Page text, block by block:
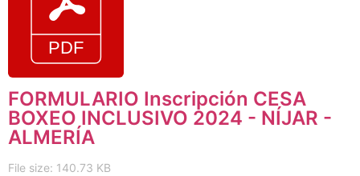
FORMULARIO Inscripción CESA
BOXEO INCLUSIVO 2024 - NÍJAR -
ALMERÍA
File size: 140.73 KB